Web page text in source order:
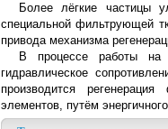
Более лёгкие частицы
специальной фильтрующей
привода механизма
В процессе работы на
гидравлическое
производится
элементов, путём